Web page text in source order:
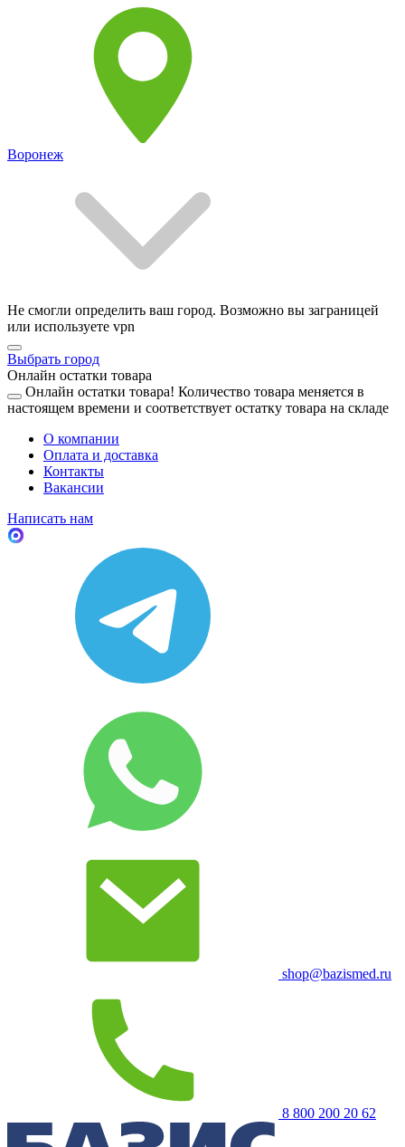
Воронеж
Не смогли определить ваш город. Возможно вы заграницей
или используете vpn
Выбрать город
Онлайн остатки товара
Онлайн остатки товара! Количество товара меняется в
настоящем времени и соответствует остатку товара на складе
О компании
Оплата и доставка
Контакты
Вакансии
Написать нам
shop@bazismed.ru
8 800 200 20 62